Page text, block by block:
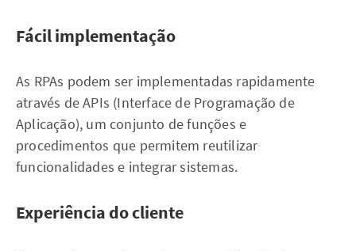
Fácil implementação
As RPAs podem ser implementadas rapidamente
através de APIs (Interface de Programação de
Aplicação), um conjunto de funções e
procedimentos que permitem reutilizar
funcionalidades e integrar sistemas.
Experiência do cliente